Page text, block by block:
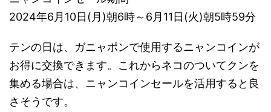
2024年6月10日(月)朝6時～6月11日(火)朝5時59分
テンの日は、ガニャポンで使用するニャンコインが
お得に交換できます。これからネコのついてクンを
集める場合は、ニャンコインセールを活用すると良
さそうです。